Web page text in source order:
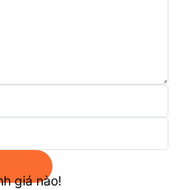
giá nào!